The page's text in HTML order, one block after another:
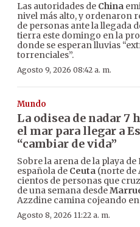
Las autoridades de China
nivel más alto, y ordenaron
de personas ante la llegada
tierra este domingo en la
donde se esperan lluvias
torrenciales”.
Agosto 9, 2026 08:42 a. m.
Mundo
La odisea de nadar 7
el mar para llegar a
“cambiar de vida”
Sobre la arena de la playa
española de Ceuta (norte de
cientos de personas que
de una semana desde
Azzdine camina cojeando
Agosto 8, 2026 11:22 a. m.